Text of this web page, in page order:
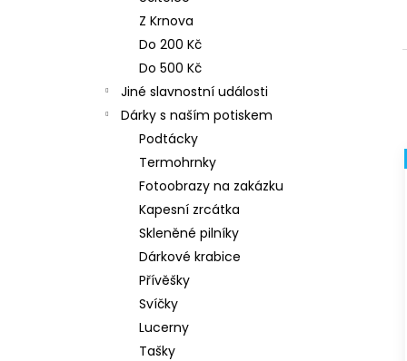
Z Krnova
Do 200 Kč
Do 500 Kč
Jiné slavnostní události
Dárky s naším potiskem
Podtácky
Termohrnky
Fotoobrazy na zakázku
Kapesní zrcátka
Skleněné pilníky
Dárkové krabice
Přívěšky
Svíčky
Lucerny
Tašky
NEREZOVÁ LŽIČKA - NA ZAKÁZKU 17